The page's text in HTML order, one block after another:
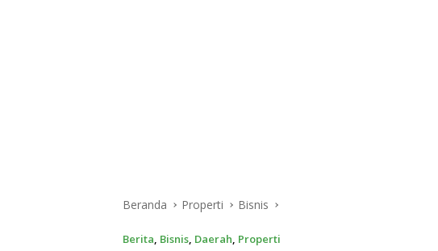
Beranda Properti Bisnis
Berita, Bisnis, Daerah, Properti